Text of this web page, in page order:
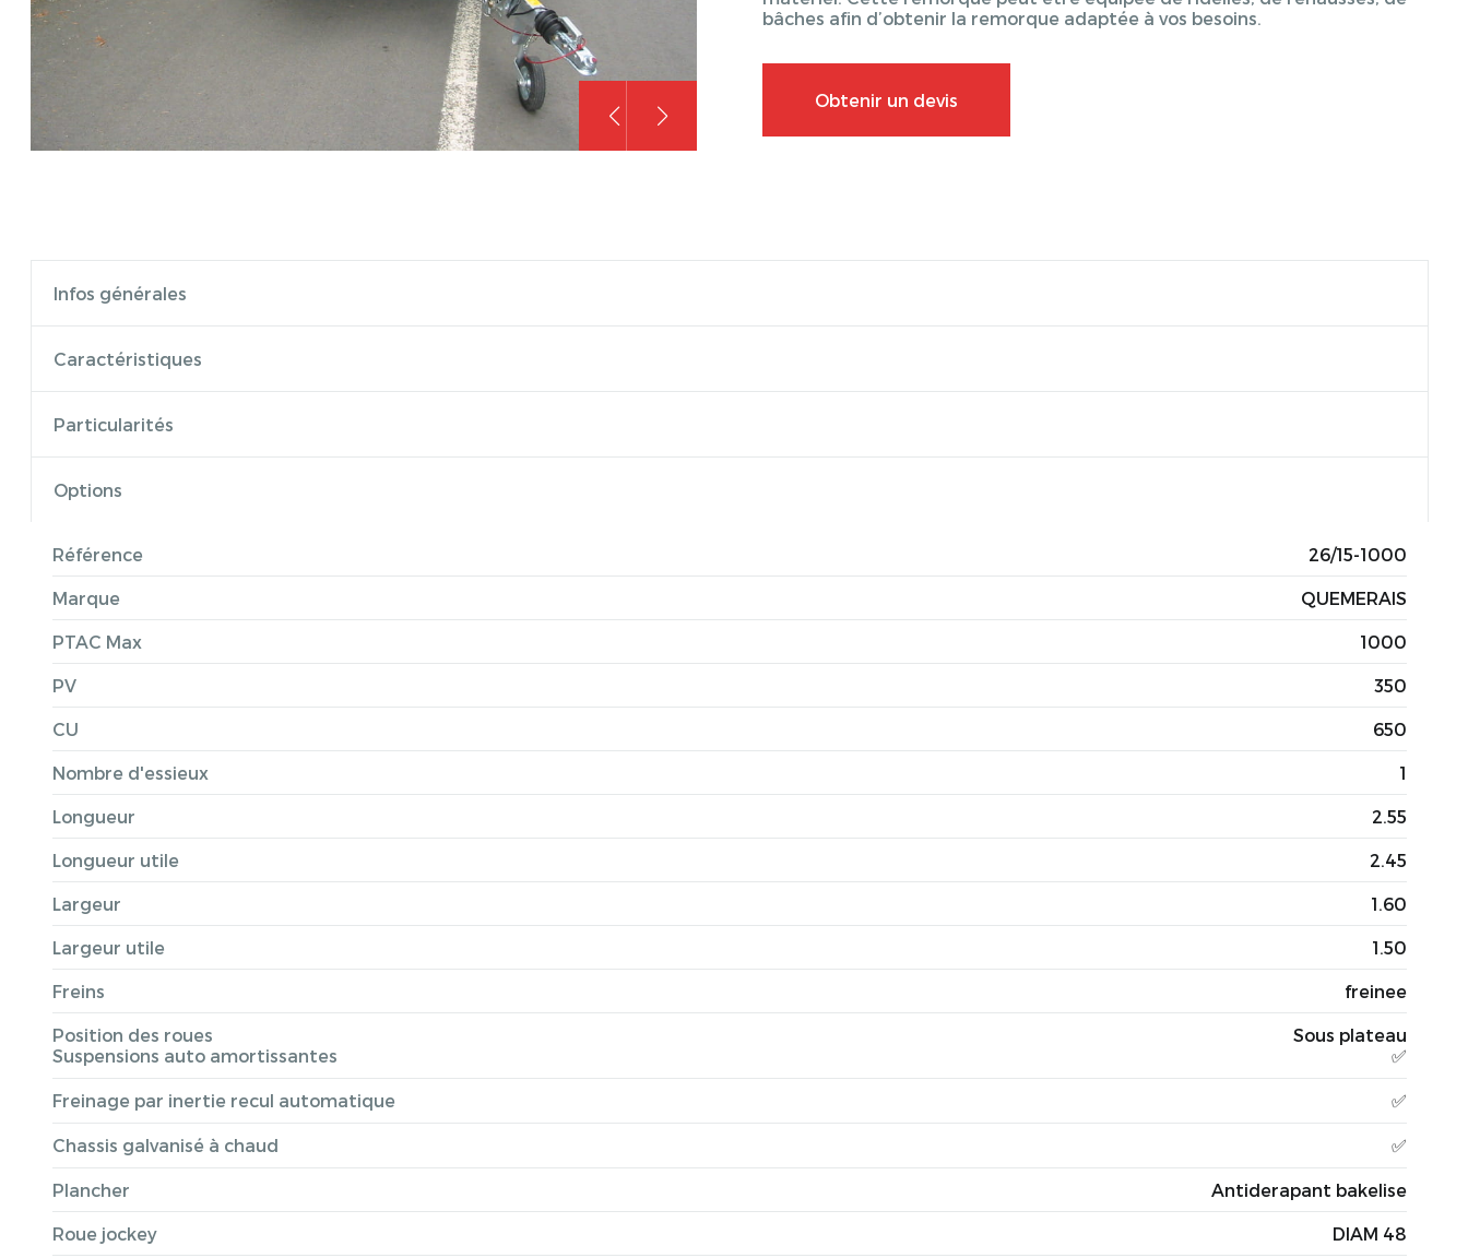
bâches afin d’obtenir la remorque adaptée à vos besoins.
Obtenir un devis
Infos générales
Caractéristiques
Particularités
Options
Référence 26/15-1000
Marque QUEMERAIS
PTAC Max 1000
PV 350
CU 650
Nombre d'essieux 1
Longueur 2.55
Longueur utile 2.45
Largeur 1.60
Largeur utile 1.50
Freins freinee
Position des roues
Sous plateau
Suspensions auto amortissantes
✅
Freinage par inertie recul automatique ✅
Chassis galvanisé à chaud ✅
Plancher Antiderapant bakelise
Roue jockey DIAM 48